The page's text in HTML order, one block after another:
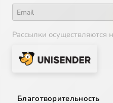
Рассылки осуществляются
Благотворительность